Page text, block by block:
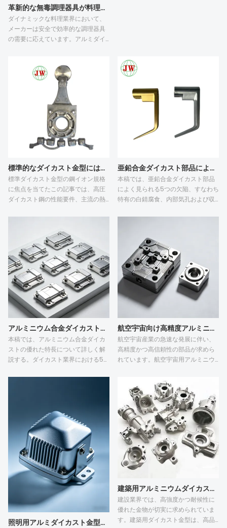
革新的な無毒調理器具が料理体験に革命をもたらす
ダイナミックな料理業界において、
メーカーは安全で効率的な調理器具
の需要に応えています。アルミダイ
ン加工の鍋と並んで最前線にありま
す。最高の無毒でこびりつかない鍋
の探求は、革命的な進歩をもたらし
ました。当社は、耐久性、安全性、
性能を誇るプレミアム無毒ノンステ
ィック調理器具でこの分野をリード
しています。アルミニウムダイキャ
ストの耐久性から優れた焦げ付き防
止コーティングに至るまで、当社の
ます。
大幅に延長します。図面の修正遅延
も、全体のスケジュールを遅らせま
認済みの技術仕様、および事前シミ
ュレーションによって試作後の手直
しを減らし、リードタイムを短縮す
ることで、適切なバッファ日数を確
保した合理的なプロジェクトスケジ
ュールをバイヤーが設定できるよう
標準的なダイカスト金型には、どのような鋼材を使用しますか？
標準ダイカスト金型の鋼イオン規格
に焦点を当てたこの記事では、高圧
ダイカスト鋼の性能要件、主流の熱
がバッチダイカストの欠陥を抑制す
る方法、アルミニウムダイカスト部
品の生産量とCNC加工許容値に基づ
く鋼のマッチングルール、試作品と
量産ダイカスト金型のコストと耐用
年数のトレードオフという5つの重要
な側面を分析します。ESR H13や
8407などの精製熱間加工鋼は、熱
割れや粘着性アルミニウム欠陥を効
果的に回避します。低コストの未精
製鋼は、初期の金型費用を削減しま
すが、頻繁な再加工とスクラップ損
失をもたらします。注文量に応じた
階層的な鋼のマッチングは、初期投
資と長期的な鋳造安定性のバランス
亜鉛合金ダイカスト部品によく見られる欠陥は何ですか？
本稿では、亜鉛合金ダイカスト部品
によく見られる5つの欠陥、すなわち
特有の白錆腐食、内部気孔および収
金型固着およびバリについて解説す
なり、亜鉛ダイカストは活性な化学
特性と強い金型密着性のため、白錆
や金型固着を起こしやすい。これら
の欠陥のほとんどは、不適切なダイ
カスト工程、不十分な金型メンテナ
ンス、および不完全な防食表面処理
に起因する。的を絞った工程最適
化、定期的な金型メンテナンス、お
よび完全な表面保護により、亜鉛合
金ダイカストの欠陥率を効果的に低
減し、完成品の品質を向上させるこ
とができる。
アルミニウム合金ダイカストの利点は何ですか？
本稿では、アルミニウム合金ダイカ
ストの優れた特長について詳しく解
説する。ダイカスト業界における5つ
ト金型、機械的特性、耐食性、表面
とで、アルミニウム鋳造品は安定し
た機械的特性と優れた耐食性を実現
できる。これらの精密鋳造品は、滑
らかな表面を持つ複雑な構造を形成
できる。多様な表面処理により、耐
摩耗性と外観が向上する。そのた
め、アルミニウム合金ダイカスト
は、自動車、電子機器、産業機器な
どの分野で幅広く活用されている。
航空宇宙向け高精度アルミニウムダイカスト：航空機器のための信頼性の高い部品
航空宇宙産業の急速な発展に伴い、
高精度かつ高信頼性の部品が求めら
れています。航空宇宙用アルミニウ
精密ダイカスト金型は、エンジン、
アビオニクス、衛星など、航空宇宙
機器の主要部品として幅広く使用さ
れています。当社は、専門的な航空
宇宙用ダイカスト金型を駆使し、高
精度、軽量、そして高い耐久性を備
えた航空宇宙用精密ダイカスト部品
および航空宇宙用アルミニウムダイ
カスト部品を提供しています。厳格
な品質管理により、航空宇宙産業の
スタマイズ生産および量産サービス
を提供しており、航空宇宙関連企業
の皆様からの詳細な協力のご相談を
歓迎いたします。
照明用アルミダイカスト金型および部品：ハイエンド照明製造のための精密技術
建築用アルミニウムダイカスト金型および構造用鋳造品：建築金物向け先進プロセス
建設業界では、高強度かつ耐候性に
優れた金物が切実に求められていま
す。建築用ダイカスト金型は、高品